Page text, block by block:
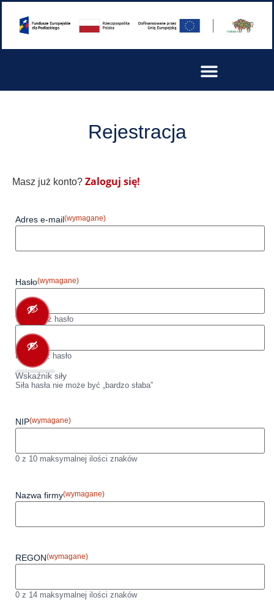
Rejestracja
Masz już konto? Zaloguj się!
Adres e-mail(wymagane)
Hasło(wymagane)
Wprowadź hasło
Potwierdź hasło
Wskaźnik siły
Siła hasła nie może być „bardzo słaba”
NIP(wymagane)
0 z 10 maksymalnej ilości znaków
Nazwa firmy(wymagane)
REGON(wymagane)
0 z 14 maksymalnej ilości znaków